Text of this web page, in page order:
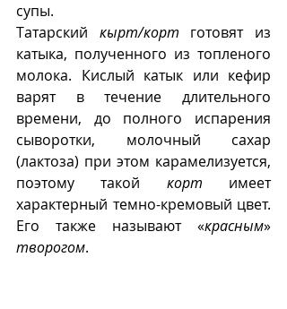
супы.
Татарский кырт/корт готовят из
катыка, полученного из топленого
молока. Кислый катык или кефир
варят в течение длительного
времени, до полного испарения
сыворотки, молочный сахар
(лактоза) при этом карамелизуется,
поэтому такой корт имеет
характерный темно-кремовый цвет.
Его также называют «красным
творогом.